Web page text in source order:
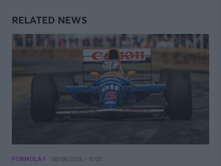
RELATED NEWS
FORMULA 1 08/08/2026 - 10:00